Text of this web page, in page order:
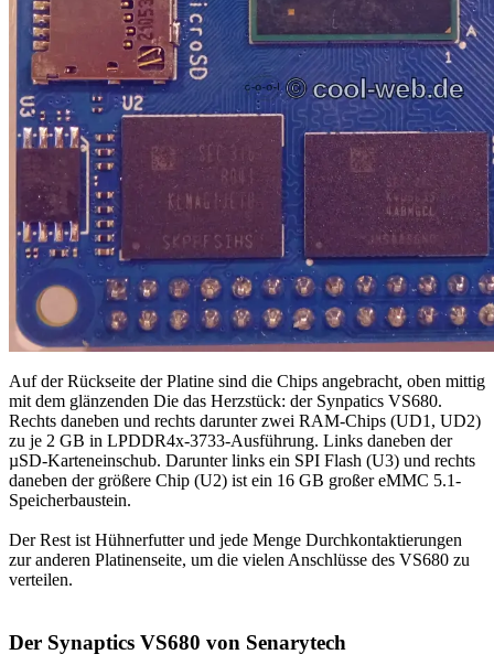
Auf der Rückseite der Platine sind die Chips angebracht, oben mittig
mit dem glänzenden Die das Herzstück: der Synpatics VS680.
Rechts daneben und rechts darunter zwei RAM-Chips (UD1, UD2)
zu je 2 GB in LPDDR4x-3733-Ausführung. Links daneben der
µSD-Karteneinschub. Darunter links ein SPI Flash (U3) und rechts
daneben der größere Chip (U2) ist ein 16 GB großer eMMC 5.1-
Speicherbaustein.
Der Rest ist Hühnerfutter und jede Menge Durchkontaktierungen
zur anderen Platinenseite, um die vielen Anschlüsse des VS680 zu
verteilen.
Der Synaptics VS680 von Senarytech